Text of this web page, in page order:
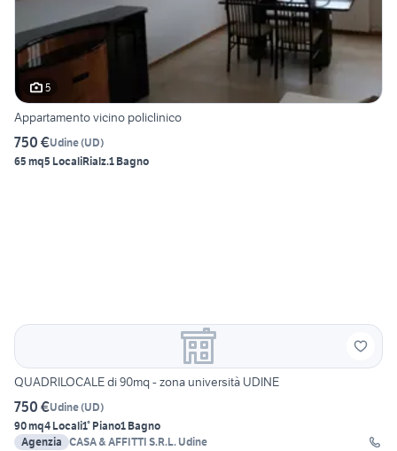
5
Appartamento vicino policlinico
750 €Udine(UD)
65 mq5 LocaliRialz.1 Bagno
QUADRILOCALE di 90mq - zona università UDINE
750 €Udine(UD)
90 mq4 Locali1° Piano1 Bagno
Agenzia CASA & AFFITTI S.R.L. Udine